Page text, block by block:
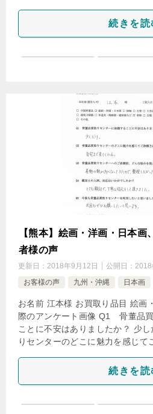
続きを読
【熊本】絵画・洋画・日本
者様の声
更新日： 2018年9月12日 公開日： 2018
お客様の声
九州・沖縄 日本画
お名前 江本様 お買取り品目 絵画
際のアンケート画像 Q1 骨董品
ことに不安はありましたか？ 少
りセンターのどこに魅力を感じ
続きを読